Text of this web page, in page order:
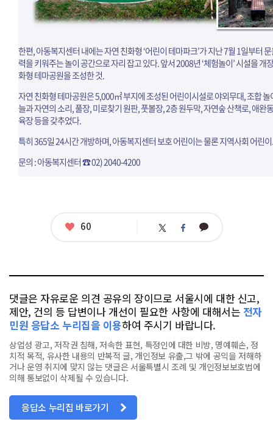
한편, 아동복지센터 내에는 자연 친화형 ‘어린이 테마파크’가 지난 7월 1일부터
력을 키워주는 놀이 공간으로 자리 잡고 있다. 앞서 2008년 ‘체험놀이’ 시설을 개
화형 테마공원을 조성한 것.
자연 친화형 테마공원은 5,000㎡ 부지에 조성된 어린이시설로 야외무대, 조합 놀
늘과 자연의 소리, 풀장, 미로찾기 원판, 풋볼장, 2층 원두막, 자연숲 산책로, 애완
육장 등을 갖추었다.
특히 365일 24시간 개방하며, 아동복지센터 보호 어린이는 물론 지역사회 어린
문의 : 아동복지센터 ☎ 02) 2040-4200
좋
60 트 페 카
댓글은 자유로운 의견 공유의 장이므로 서울시에 대한 신고,
제안, 건의 등 답변이나 개선이 필요한 사항에 대해서는 전자
민원 응답소 누리집을 이용하여 주시기 바랍니다.
상업성 광고, 저작권 침해, 저속한 표현, 특정인에 대한 비방, 명예훼손, 정
치적 목적, 유사한 내용의 반복적 글, 개인정보 유출,그 밖에 공익을 저해하
거나 운영 취지에 맞지 않는 댓글은 서울특별시 조례 및 개인정보보호법에
의해 통보없이 삭제될 수 있습니다.
응답소 누리집 바로가기